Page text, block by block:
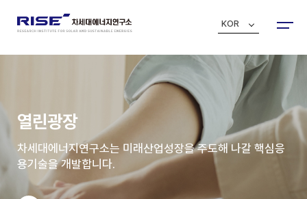
KOR
열린광장
차세대에너지연구소는 미래산업성장을 주도해 나갈 핵심응
용기술을 개발합니다.